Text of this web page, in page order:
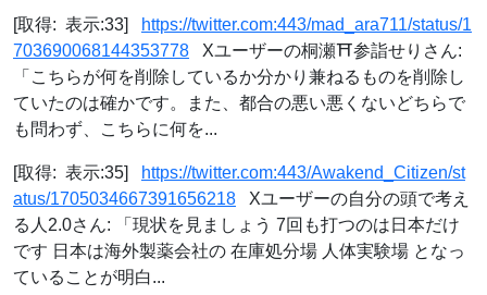
[取得: 表示:33]
https://twitter.com:443/mad_ara711/status/1
703690068144353778 Xユーザーの桐瀬⛩参詣せりさん:
「こちらが何を削除しているか分かり兼ねるものを削除し
ていたのは確かです。また、都合の悪い悪くないどちらで
も問わず、こちらに何を...
[取得: 表示:35]
https://twitter.com:443/Awakend_Citizen/st
atus/1705034667391656218 Xユーザーの自分の頭で考え
る人2.0さん: 「現状を見ましょう 7回も打つのは日本だけ
です 日本は海外製薬会社の 在庫処分場 人体実験場 となっ
ていることが明白...